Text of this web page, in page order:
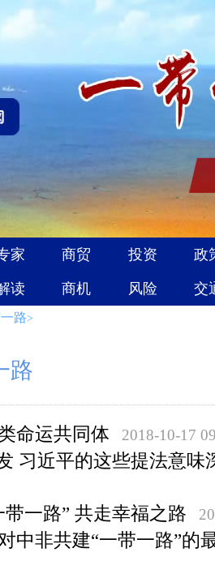
路>
路
命运共同体 2018-10-17
习近平的这些提法意味
一路” 共走幸福之路
中非共建“一带一路”的